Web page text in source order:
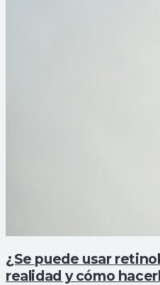
¿Se puede usar
realidad y cómo